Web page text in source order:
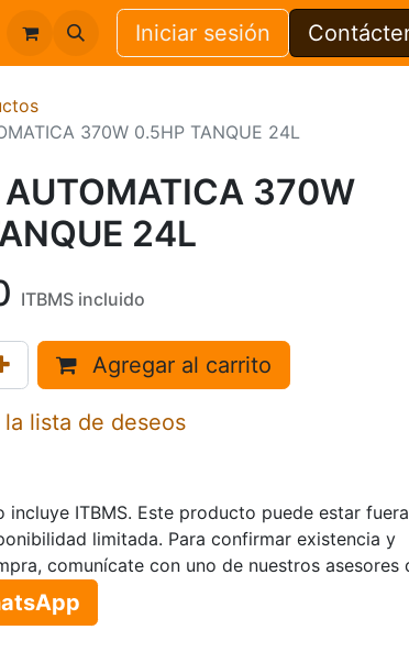
Iniciar sesión
370W 0.5HP TANQUE 24L
370W
24L
ITBMS incluido
Agregar al carrito
lista de deseos
incluye ITBMS. Este producto puede estar
limitada. Para confirmar existencia y
comunícate con uno de nuestros asesores